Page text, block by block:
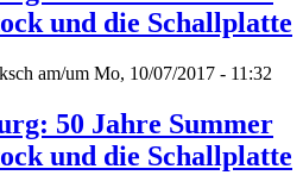
und die Schallplatte
am/um Mo, 10/07/2017 - 11:32
50 Jahre Summer
und die Schallplatte